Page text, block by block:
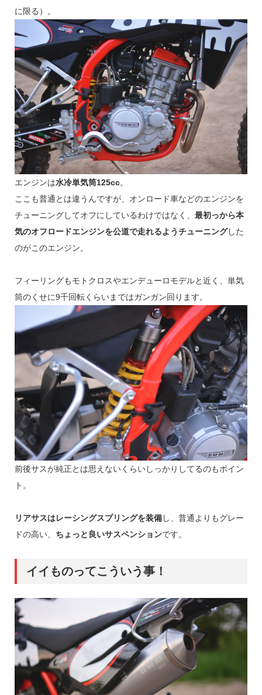
に限る）。
エンジンは水冷単気筒125cc。
ここも普通とは違うんですが、オンロード車などのエンジンを
チューニングしてオフにしているわけではなく、 最初っから本
気のオフロードエンジンを公道で走れるようチューニングした
のがこのエンジン。
フィーリングもモトクロスやエンデューロモデルと近く、単気
筒のくせに9千回転くらいまではガンガン回ります。
前後サスが純正とは思えないくらいしっかりしてるのもポイン
ト。
リアサスはレーシングスプリングを装備し、普通よりもグレー
ドの高い、 ちょっと良いサスペンションです。
イイものってこういう事！